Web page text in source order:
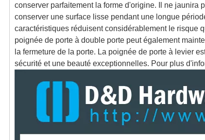
conserver parfaitement la forme d'origine. Il ne jaunira
conserver une surface lisse pendant une longue
caractéristiques réduisent considérablement le risque
poignée de porte à double porte peut également
la fermeture de la porte. La poignée de porte à levier
sécurité et une beauté exceptionnelles. Pour plus